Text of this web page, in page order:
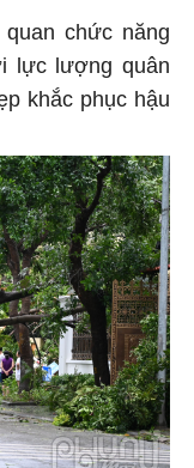
chức năng
lực lượng quân
khắc phục hậu